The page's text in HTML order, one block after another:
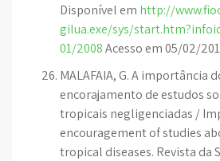
Disponível em http://
gilua.exe/sys/
01/2008Acesso em 05/02/
MALAFAIA, G. A importância
encorajamento de estudos
tropicais negligenciadas /
encouragement of studies
tropical diseases. Revista da